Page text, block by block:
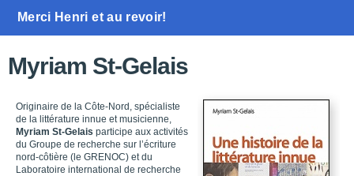
Merci Henri et au revoir!
Myriam St-Gelais
Originaire de la Côte-Nord, spécialiste
de la littérature innue et musicienne,
Myriam St-Gelais participe aux activités
du Groupe de recherche sur l’écriture
nord-côtière (le GRENOC) et du
Laboratoire international de recherche